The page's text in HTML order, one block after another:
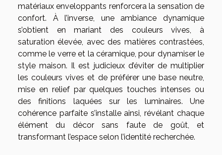
matériaux enveloppants renforcera la sensation de
confort. À l’inverse, une ambiance dynamique
s’obtient en mariant des couleurs vives, à
saturation élevée, avec des matières contrastées,
comme le verre et la céramique, pour dynamiser le
style maison. Il est judicieux d’éviter de multiplier
les couleurs vives et de préférer une base neutre,
mise en relief par quelques touches intenses ou
des finitions laquées sur les luminaires. Une
cohérence parfaite s’installe ainsi, révélant chaque
élément du décor sans faute de goût, et
transformant l’espace selon l’identité recherchée.